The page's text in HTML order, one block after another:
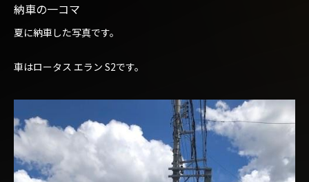
納車の一コマ
夏に納車した写真です。
車はロータス エラン S2です。